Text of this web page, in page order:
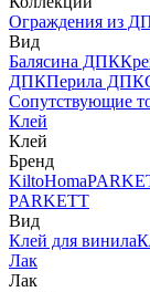
Ограждения из
Вид
Балясина ДПК
ДПКПерила ДПК
Сопутствующие
Клей
Клей
Бренд
KiltoHoma
PARKETT
Вид
Клей для винила
Лак
Лак